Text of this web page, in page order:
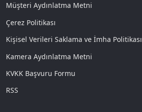
Müşteri Aydınlatma Metni
Çerez Politikası
Kişisel Verileri Saklama ve İmha Politikası
Kamera Aydınlatma Metni
KVKK Başvuru Formu
RSS